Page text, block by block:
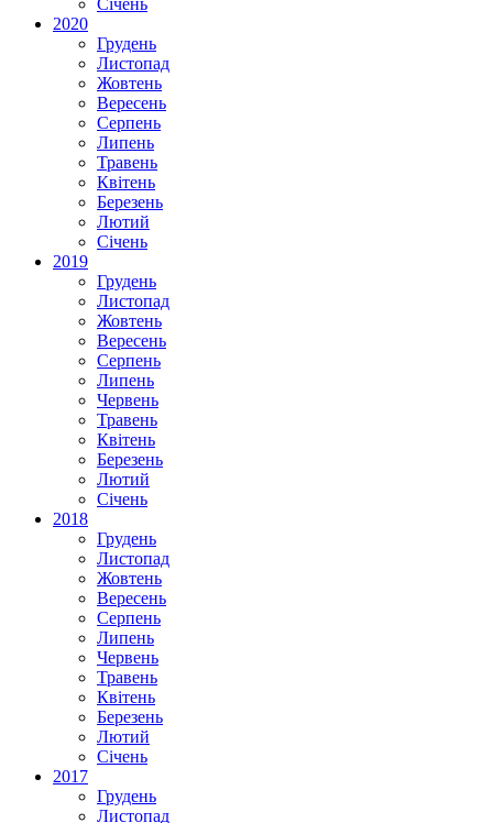
Січень
2020
Грудень
Листопад
Жовтень
Вересень
Серпень
Липень
Травень
Квітень
Березень
Лютий
Січень
2019
Грудень
Листопад
Жовтень
Вересень
Серпень
Липень
Червень
Травень
Квітень
Березень
Лютий
Січень
2018
Грудень
Листопад
Жовтень
Вересень
Серпень
Липень
Червень
Травень
Квітень
Березень
Лютий
Січень
2017
Грудень
Листопад